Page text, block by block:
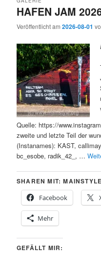
HAFEN JAM
Veröffentlicht am2026-08-01
Quelle: https://
zweite und letzte Teil der
(Instanames): KAST,
bc_esobe, radik_42_, …
SHAREN MIT: MAINSTYLE
Facebook
Mehr
GEFÄLLT MIR: